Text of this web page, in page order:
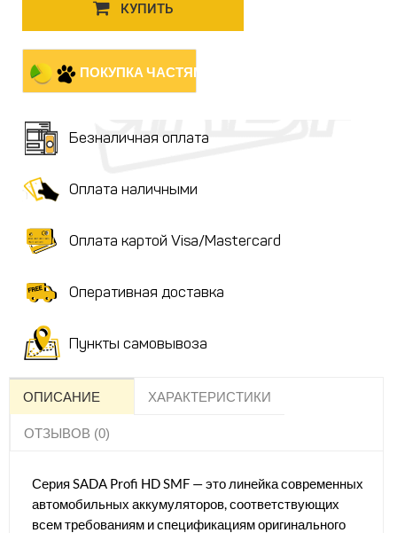
КУПИТЬ
ПОКУПКА ЧАСТЯМИ
Безналичная оплата
Оплата наличными
Оплата картой Visa/Mastercard
Оперативная доставка
Пункты самовывоза
ОПИСАНИЕ ХАРАКТЕРИСТИКИ
ОТЗЫВОВ (0)
Серия SADA Profi HD SMF — это линейка современных
автомобильных аккумуляторов, соответствующих
всем требованиям и спецификациям оригинального